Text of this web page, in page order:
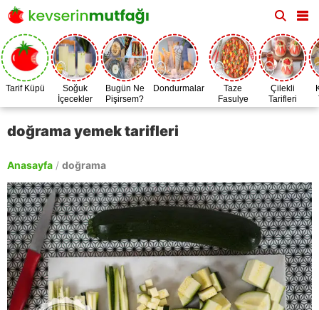
Tarif Küpü
Soğuk
İçecekler
Bugün Ne
Pişirsem?
Dondurmalar
Taze
Fasulye
Zamanı
Çilekli
Tarifleri
doğrama yemek tarifleri
Anasayfa / doğrama